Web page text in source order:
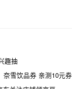
趣抽
奈雪饮品券 亲测10元券